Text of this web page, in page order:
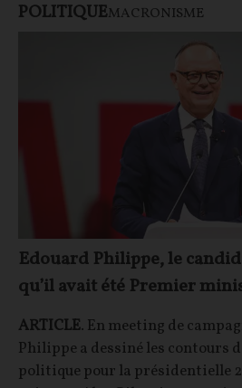
POLITIQUEMACRONISME
Edouard Philippe, le
qu’il avait été Premier
ARTICLE. En meeting de
Philippe a dessiné les contours
politique pour la présidentielle